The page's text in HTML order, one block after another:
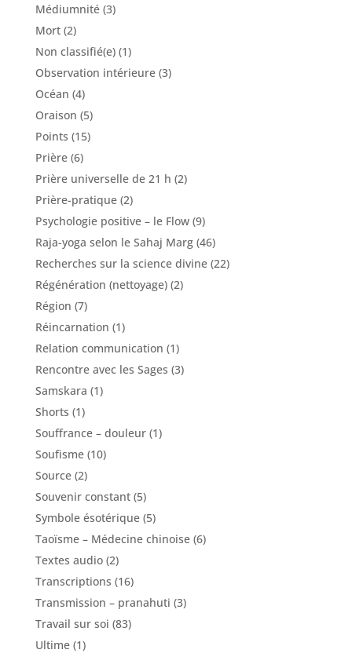
Médiumnité(3)
Mort(2)
Non classifié(e)(1)
Observation intérieure(3)
Océan (4)
Oraison (5)
Points (15)
Prière(6)
Prière universelle de 21 h (2)
Prière-pratique(2)
Psychologie positive – le Flow(9)
Raja-yoga selon le Sahaj Marg(46)
Recherches sur la science divine(22)
Régénération (nettoyage)(2)
Région (7)
Réincarnation (1)
Relation communication (1)
Rencontre avec les Sages (3)
Samskara (1)
Shorts (1)
Souffrance – douleur(1)
Soufisme(10)
Source(2)
Souvenir constant(5)
Symbole ésotérique(5)
Taoïsme – Médecine chinoise(6)
Textes audio(2)
Transcriptions (16)
Transmission – pranahuti (3)
Travail sur soi (83)
Ultime(1)